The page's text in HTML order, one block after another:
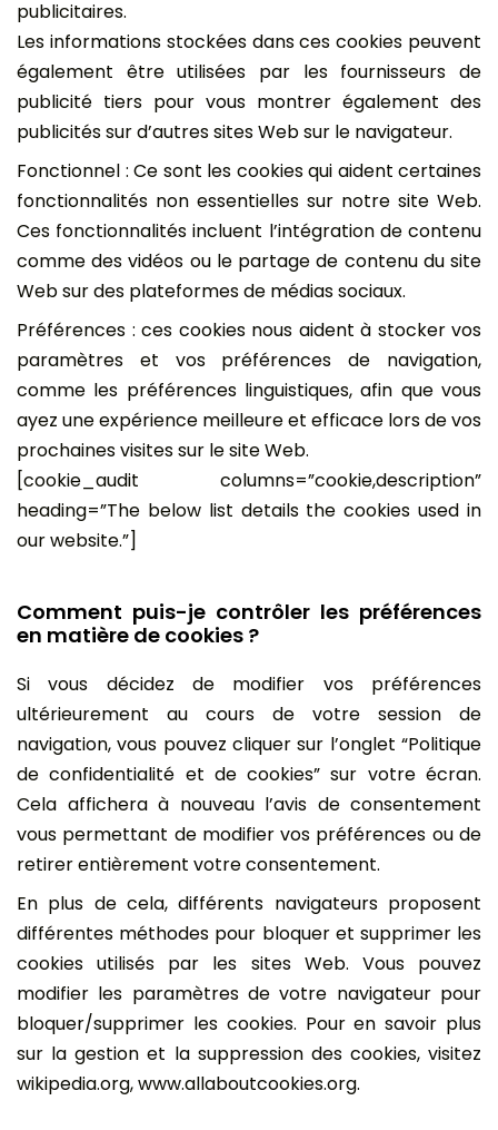
publicitaires.
Les informations stockées dans ces cookies peuvent
également être utilisées par les fournisseurs de
publicité tiers pour vous montrer également des
publicités sur d’autres sites Web sur le navigateur.
Fonctionnel : Ce sont les cookies qui aident certaines
fonctionnalités non essentielles sur notre site Web.
Ces fonctionnalités incluent l’intégration de contenu
comme des vidéos ou le partage de contenu du site
Web sur des plateformes de médias sociaux.
Préférences : ces cookies nous aident à stocker vos
paramètres et vos préférences de navigation,
comme les préférences linguistiques, afin que vous
ayez une expérience meilleure et efficace lors de vos
prochaines visites sur le site Web.
[cookie_audit columns=”cookie,description”
heading=”The below list details the cookies used in
our website.”]
Comment puis-je contrôler les préférences
en matière de cookies ?
Si vous décidez de modifier vos préférences
ultérieurement au cours de votre session de
navigation, vous pouvez cliquer sur l’onglet “Politique
de confidentialité et de cookies” sur votre écran.
Cela affichera à nouveau l’avis de consentement
vous permettant de modifier vos préférences ou de
retirer entièrement votre consentement.
En plus de cela, différents navigateurs proposent
différentes méthodes pour bloquer et supprimer les
cookies utilisés par les sites Web. Vous pouvez
modifier les paramètres de votre navigateur pour
bloquer/supprimer les cookies. Pour en savoir plus
sur la gestion et la suppression des cookies, visitez
wikipedia.org, www.allaboutcookies.org.